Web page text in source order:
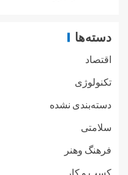
دسته‌ها
اقتصاد
تکنولوژی
دسته‌بندی نشده
سلامتی
فرهنگ وهنر
کسب و کار